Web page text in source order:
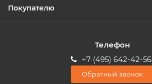
Покупателю
Телефон
+7 (495) 642-42-56
Обратный звонок